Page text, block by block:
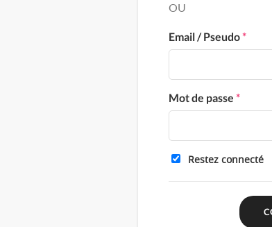
OU
Email / Pseudo*
Mot de passe *
Restez connecté